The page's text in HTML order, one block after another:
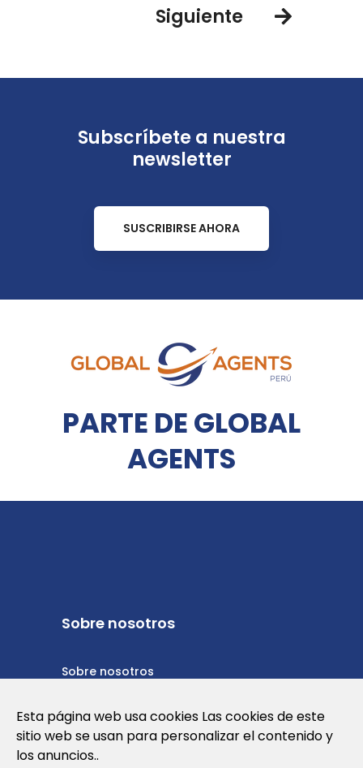
Siguiente
Subscríbete a nuestra
newsletter
SUSCRIBIRSE AHORA
PARTE DE GLOBAL
AGENTS
Sobre nosotros
Sobre nosotros
Política de cookies
Esta página web usa cookies Las cookies de este
sitio web se usan para personalizar el contenido y
los anuncios..